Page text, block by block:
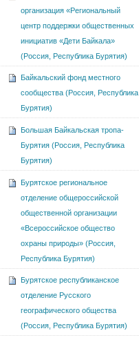
организация «Региональный
центр поддержки общественных
инициатив «Дети Байкала»
(Россия, Республика Бурятия)
Байкальский фонд местного
сообщества (Россия, Республика
Бурятия)
Большая Байкальская тропа-
Бурятия (Россия, Республика
Бурятия)
Бурятское региональное
отделение общероссийской
общественной организации
«Всероссийское общество
охраны природы» (Россия,
Республика Бурятия)
Бурятское республиканское
отделение Русского
географического общества
(Россия, Республика Бурятия)